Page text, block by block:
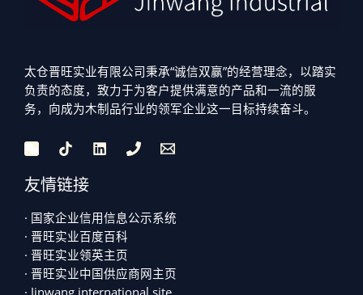
太仓晋旺实业有限公司秉承“诚信双赢”的经营理念，以踏实
负责的态度，致力于为客户提供满意的产品和一流的服
务，向成为木制品行业的领军企业这一目标持续奋斗。
友情链接
· 国家企业信用信息公示系统
· 晋旺实业百度百科
· 晋旺实业领英主页
· 晋旺实业中国供应商网主页